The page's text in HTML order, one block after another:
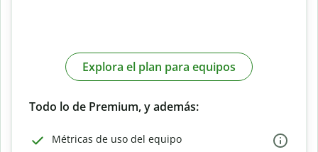
Explora el plan para equipos
Todo lo de Premium, y además:
Métricas de uso del equipo